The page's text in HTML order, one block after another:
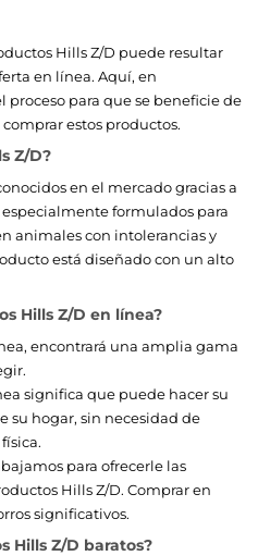
Hills Z/D puede resultar
en línea. Aquí, en
proceso para que se beneficie de
estos productos.
Z/D?
en el mercado gracias a
formulados para
animales con intolerancias y
está diseñado con un alto
Hills Z/D en línea?
encontrará una amplia gama
significa que puede hacer su
su hogar, sin necesidad de
para ofrecerle las
Hills Z/D. Comprar en
significativos.
Hills Z/D baratos?